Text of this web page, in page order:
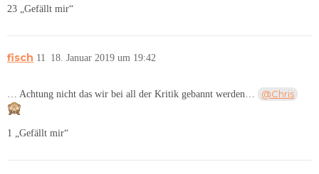
23 „Gefällt mir“
fisch 18. Januar 2019 um 19:42
11
… Achtung nicht das wir bei all der Kritik gebannt werden… @Chris
1 „Gefällt mir“